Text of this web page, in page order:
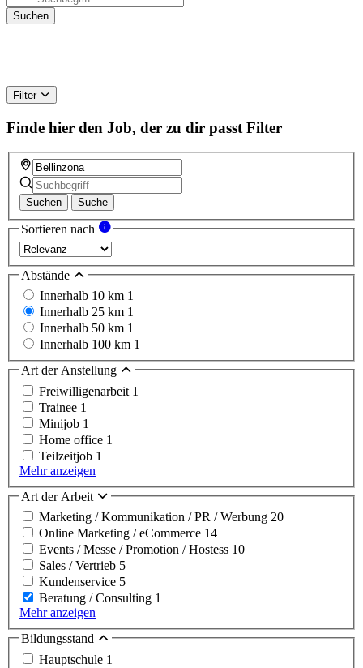
Filter
Finde hier den Job, der zu dir passt Filter
Suchen Suche
Sortieren nach
Abstände
Innerhalb 10 km 1
Innerhalb 25 km 1
Innerhalb 50 km 1
Innerhalb 100 km 1
Art der Anstellung
Freiwilligenarbeit 1
Trainee 1
Minijob 1
Home office 1
Teilzeitjob 1
Mehr anzeigen
Art der Arbeit
Marketing / Kommunikation / PR / Werbung 20
Online Marketing / eCommerce 14
Events / Messe / Promotion / Hostess 10
Sales / Vertrieb 5
Kundenservice 5
Beratung / Consulting 1
Mehr anzeigen
Bildungsstand
Hauptschule 1